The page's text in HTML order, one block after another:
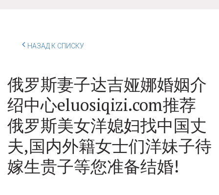
НАЗАД К СПИСКУ
俄罗斯妻子达吉娅娜婚姻介
绍中心eluosiqizi.com推荐
俄罗斯美女洋媳妇找中国丈
夫,国内外籍女士们洋妹子待
嫁生贵子等您准备结婚!